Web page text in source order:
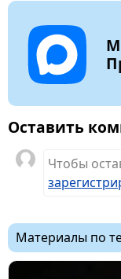
Оставить
Чтобы
Материалы по